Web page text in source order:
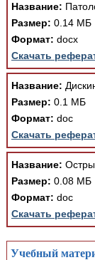
Название:
Размер: 0.14 МБ
Формат: docx
Скачать
Название:
Размер: 0.1 МБ
Формат: doc
Скачать
Название:
Размер: 0.08 МБ
Формат: doc
Скачать
Учебный